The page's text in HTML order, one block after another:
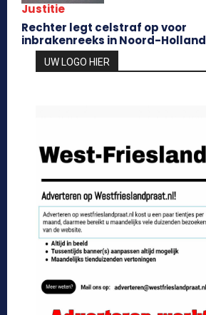
Justitie
Rechter legt celstraf op voor
inbrakenreeks in Noord-Holland
UW LOGO HIER